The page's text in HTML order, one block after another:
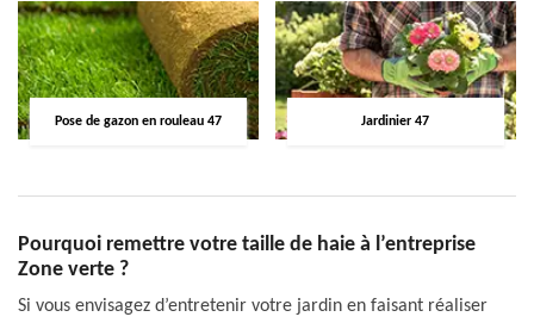
Pose de gazon en rouleau 47 Jardinier 47
Pourquoi remettre votre taille de haie à l’entreprise
Zone verte ?
Si vous envisagez d’entretenir votre jardin en faisant réaliser